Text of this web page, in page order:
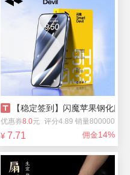
【稳定签到】闪魔苹果钢化膜2
优惠券8.0元 评分4.89 销量800000
¥ 7.71 佣金14%